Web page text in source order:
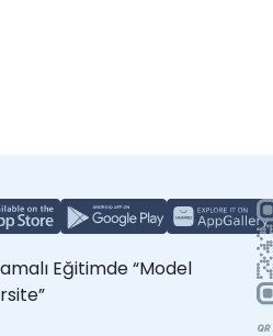
Eğitimde “Model